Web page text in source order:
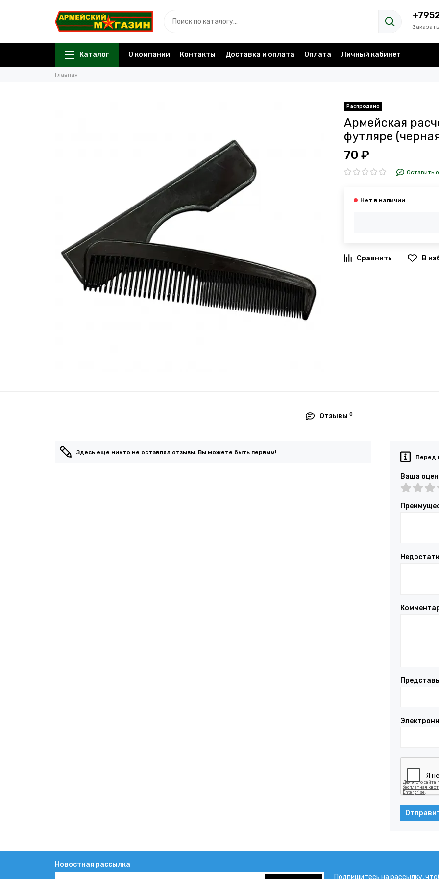
Каталог О компании Контакты Доставка и оплата Оплата Личный кабинет
Главная
Армейская
футляре
70 ₽
Оставить
В
Отзывы0
Здесь еще никто не оставлял отзывы. Вы можете быть первым!
Перед
Ваша
Новостная рассылка
Подпишитесь на рассылку,